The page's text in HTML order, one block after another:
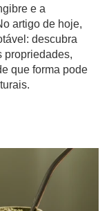
e a
artigo de hoje,
descubra
propriedades,
que forma pode